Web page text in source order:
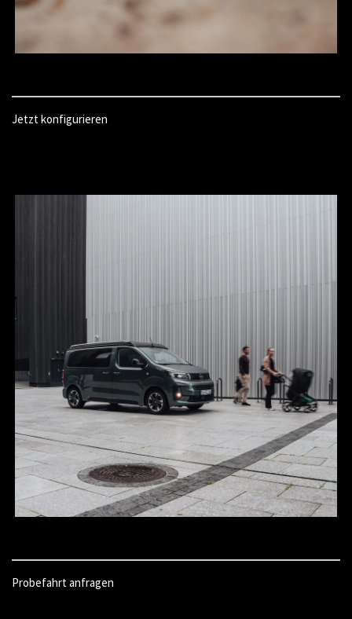
Jetzt konfigurieren
Probefahrt anfragen